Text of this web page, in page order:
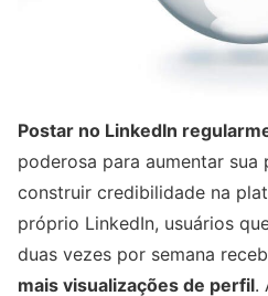
Postar no LinkedIn
poderosa para aumentar sua
construir credibilidade na
próprio LinkedIn, usuários
duas vezes por semana
mais visualizações de perfil.